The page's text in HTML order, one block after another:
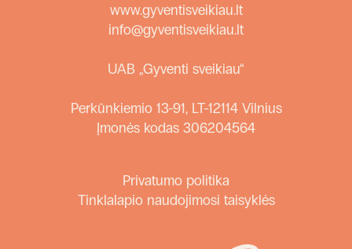
www.gyventisveikiau.lt
info@gyventisveikiau.lt
UAB „Gyventi sveikiau“
Perkūnkiemio 13-91, LT-12114 Vilnius
Įmonės kodas 306204564
Privatumo politika
Tinklalapio naudojimosi taisyklės